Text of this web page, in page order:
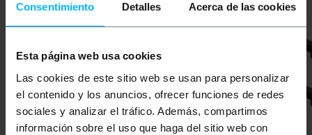
Consentimiento Detalles Acerca de las cookies
Esta página web usa cookies
Las cookies de este sitio web se usan para personalizar
el contenido y los anuncios, ofrecer funciones de redes
sociales y analizar el tráfico. Además, compartimos
información sobre el uso que haga del sitio web con